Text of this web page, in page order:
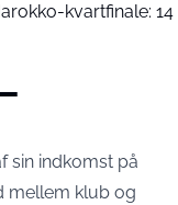
kvartfinale: 14
sin indkomst på
mellem klub og